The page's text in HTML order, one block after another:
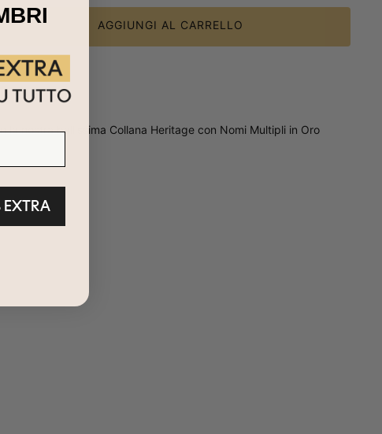
AGGIUNGI AL CARRELLO
nostra bellissima Collana Heritage con Nomi Multipli in Oro
EXTRA